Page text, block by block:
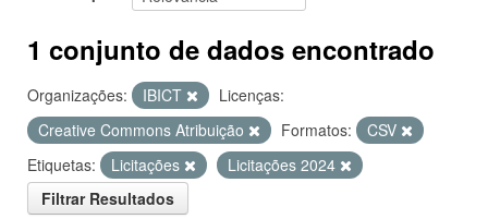
1 conjunto de dados encontrado
Organizações: IBICT
Licenças:
Creative Commons Atribuição
Formatos:
CSV
Etiquetas:
Licitações
Licitações 2024
Filtrar Resultados